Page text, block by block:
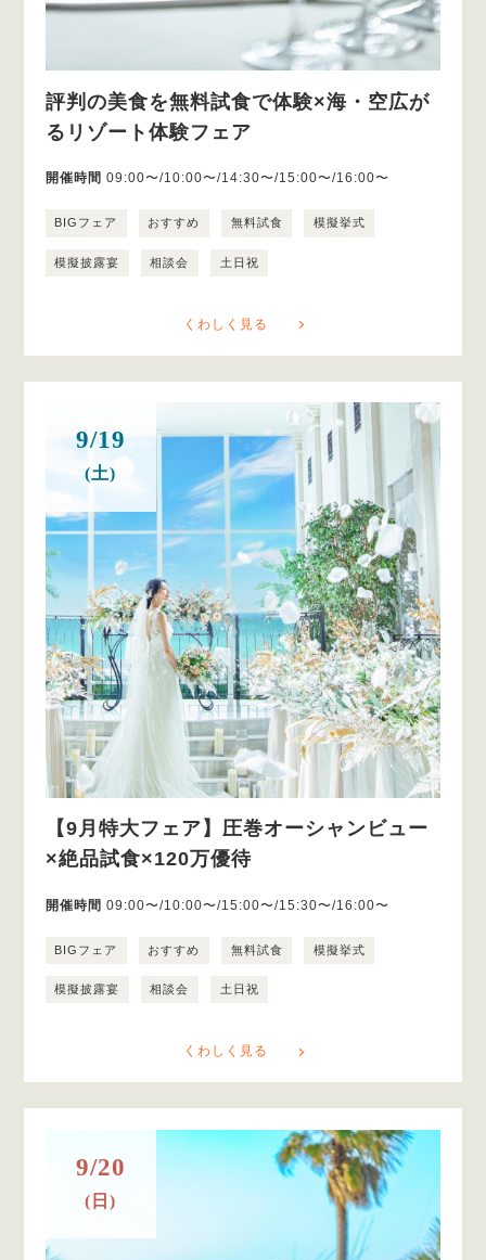
評判の美食を無料試食で体験×海・空広が
るリゾート体験フェア
開催時間 09:00〜/10:00〜/14:30〜/15:00〜/16:00〜
BIGフェア おすすめ 無料試食 模擬挙式
模擬披露宴 相談会 土日祝
くわしく見る
9/19
(土)
【9月特大フェア】圧巻オーシャンビュー
×絶品試食×120万優待
開催時間 09:00〜/10:00〜/15:00〜/15:30〜/16:00〜
BIGフェア おすすめ 無料試食 模擬挙式
模擬披露宴 相談会 土日祝
くわしく見る
9/20
(日)